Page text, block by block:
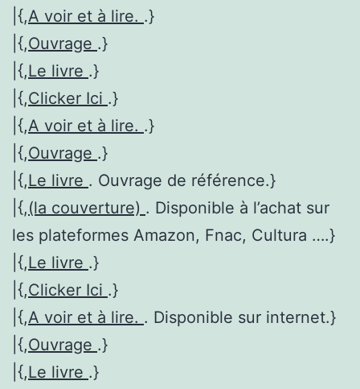
|{,A voir et à lire. .}
|{,Ouvrage .}
|{,Le livre .}
|{,Clicker Ici .}
|{,A voir et à lire. .}
|{,Ouvrage .}
|{,Le livre . Ouvrage de référence.}
|{,(la couverture) . Disponible à l’achat sur
les plateformes Amazon, Fnac, Cultura ….}
|{,Le livre .}
|{,Clicker Ici .}
|{,A voir et à lire. . Disponible sur internet.}
|{,Ouvrage .}
|{,Le livre .}